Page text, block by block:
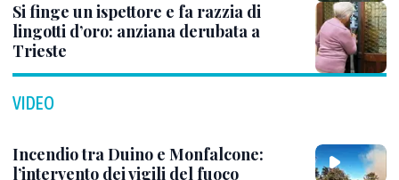
Si finge un ispettore e fa razzia di
lingotti d’oro: anziana derubata a
Trieste
VIDEO
Incendio tra Duino e Monfalcone:
l’intervento dei vigili del fuoco